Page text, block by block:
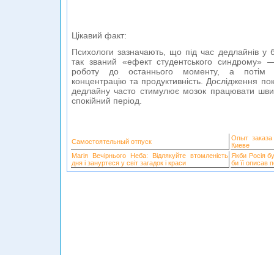
Цікавий факт:
Психологи зазначають, що під час дедлайнів у
так званий «ефект студентського
роботу до останнього моменту, а потім
концентрацію та продуктивність. Дослідження
дедлайну часто стимулює мозок працювати
спокійний період.
Самостоятельный отпуск
Опыт
Киеве
Магія Вечірнього Неба: Відлякуйте втомленість
дня і зануртеся у світ загадок і краси
Якби Росія
би її описав